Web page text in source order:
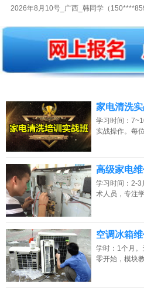
2026年8月10号_贵州_王同学（
2026年8月10号_福建_李同学（
2026年8月10号_浙江_周同学（
2026年8月10号_江苏_代同学（
家电清洗
学习时间：
实战操作。每
高级家电
学习时间：2-3
术人员，专注
空调冰箱
学时：1个月
零开始，模块